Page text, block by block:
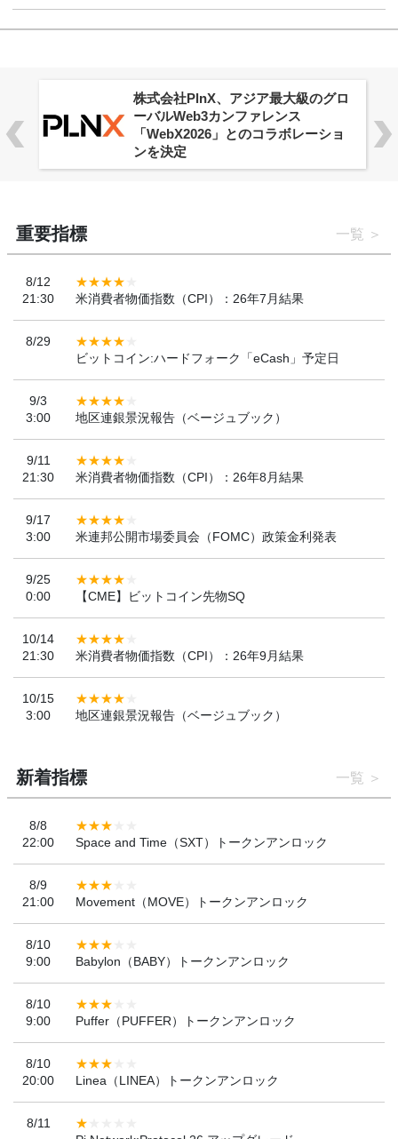
株式会社PlnX、アジア最大級のグロ
ーバルWeb3カンファレンス
「WebX2026」とのコラボレーショ
ンを決定
重要指標 一覧
8/12
21:30
米消費者物価指数（CPI）：26年7月結果
8/29
ビットコイン:ハードフォーク「eCash」予定日
9/3
3:00
地区連銀景況報告（ベージュブック）
9/11
21:30
米消費者物価指数（CPI）：26年8月結果
9/17
3:00
米連邦公開市場委員会（FOMC）政策金利発表
9/25
0:00
【CME】ビットコイン先物SQ
10/14
21:30
米消費者物価指数（CPI）：26年9月結果
10/15
3:00
地区連銀景況報告（ベージュブック）
新着指標 一覧
8/8
22:00
Space and Time（SXT）トークンアンロック
8/9
21:00
Movement（MOVE）トークンアンロック
8/10
9:00
Babylon（BABY）トークンアンロック
8/10
9:00
Puffer（PUFFER）トークンアンロック
8/10
20:00
Linea（LINEA）トークンアンロック
8/11